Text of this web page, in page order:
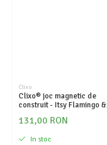
Clixo
Clixo® joc magnetic de
construit - Itsy Flamingo &
131,00 RON
In stoc